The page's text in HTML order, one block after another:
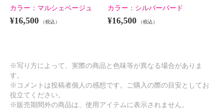
カラー： マルシェベージュ
¥16,500 （税込）
カラー： シルバーバード
¥16,500 （税込）
※写り方によって、実際の商品と色味等が異なる場合がありま
す。
※コメントは投稿者個人の感想です。ご購入の際の目安としてお
役立てください。
※販売期間外の商品は、使用アイテムに表示されません。